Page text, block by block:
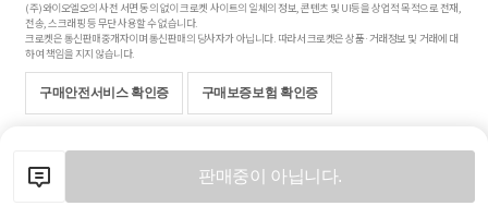
판매중이 아닙니다.
(주)와이오엘오의 사전 서면 동의 없이 크로켓 사이트의 일체의 정보, 콘텐츠 및 UI등을 상업적 목적으로 전재,
전송, 스크래핑 등 무단 사용할 수 없습니다.
크로켓은 통신판매중개자이며 통신판매의 당사자가 아닙니다. 따라서 크로켓은 상품·거래정보 및 거래에 대
하여 책임을 지지 않습니다.
구매안전서비스 확인증 구매보증보험 확인증